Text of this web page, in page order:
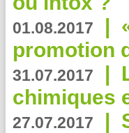
01.08.2017 |
promotion
31.07.2017 |
chimiques
27.07.2017 |